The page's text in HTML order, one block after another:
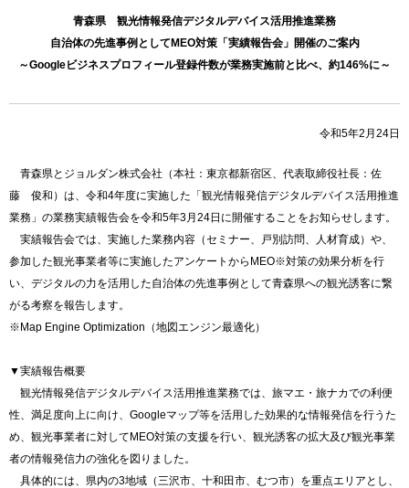
青森県 観光情報発信デジタルデバイス活用推進業務
自治体の先進事例としてMEO対策「実績報告会」開催のご案内
～Googleビジネスプロフィール登録件数が業務実施前と比べ、約146%に～
令和5年2月24日
青森県とジョルダン株式会社（本社：東京都新宿区、代表取締役社長：佐
藤 俊和）は、令和4年度に実施した「観光情報発信デジタルデバイス活用推進
業務」の業務実績報告会を令和5年3月24日に開催することをお知らせします。
実績報告会では、実施した業務内容（セミナー、戸別訪問、人材育成）や、
参加した観光事業者等に実施したアンケートからMEO※対策の効果分析を行
い、デジタルの力を活用した自治体の先進事例として青森県への観光誘客に繋
がる考察を報告します。
※Map Engine Optimization（地図エンジン最適化）
▼実績報告概要
観光情報発信デジタルデバイス活用推進業務では、旅マエ・旅ナカでの利便
性、満足度向上に向け、Googleマップ等を活用した効果的な情報発信を行うた
め、観光事業者に対してMEO対策の支援を行い、観光誘客の拡大及び観光事業
者の情報発信力の強化を図りました。
具体的には、県内の3地域（三沢市、十和田市、むつ市）を重点エリアとし、